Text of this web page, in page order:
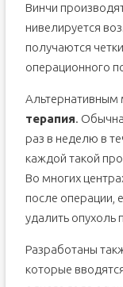
Винчи
нивелируется
получаются
операционного
терапия.
раз в неделю в
каждой такой
Во многих
после операции,
удалить опухоль
Разработаны
которые